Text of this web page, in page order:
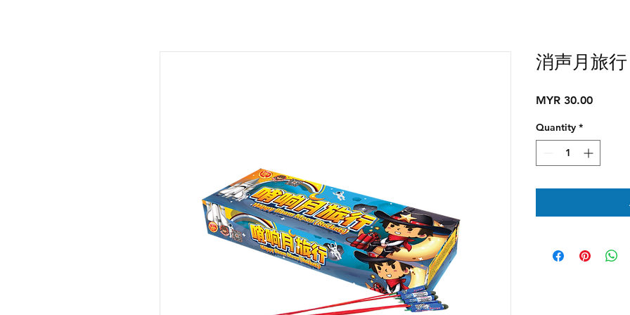
消声月旅行
MYR 30.00Price
Quantity *